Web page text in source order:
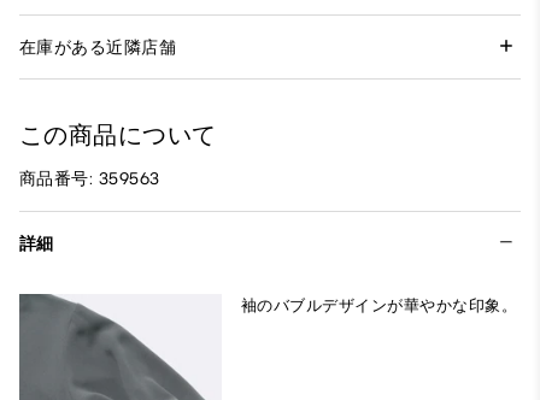
在庫がある近隣店舗
この商品について
商品番号: 359563
詳細
袖のバブルデザインが華やかな印象。